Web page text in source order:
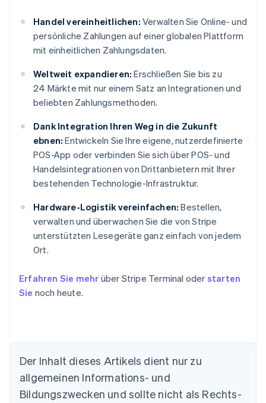
Handel vereinheitlichen: Verwalten Sie Online- und
persönliche Zahlungen auf einer globalen Plattform
mit einheitlichen Zahlungsdaten.
Weltweit expandieren: Erschließen Sie bis zu
24 Märkte mit nur einem Satz an Integrationen und
beliebten Zahlungsmethoden.
Dank Integration Ihren Weg in die Zukunft
ebnen: Entwickeln Sie Ihre eigene, nutzerdefinierte
POS-App oder verbinden Sie sich über POS- und
Handelsintegrationen von Drittanbietern mit Ihrer
bestehenden Technologie-Infrastruktur.
Hardware-Logistik vereinfachen: Bestellen,
verwalten und überwachen Sie die von Stripe
unterstützten Lesegeräte ganz einfach von jedem
Ort.
Erfahren Sie mehr über Stripe Terminal oder starten
Sie noch heute.
Der Inhalt dieses Artikels dient nur zu
allgemeinen Informations- und
Bildungszwecken und sollte nicht als Rechts-